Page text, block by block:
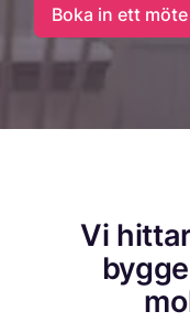
Boka in ett
Vi